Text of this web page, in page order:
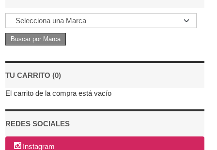
TU CARRITO (0)
El carrito de la compra está vacío
REDES SOCIALES
Instagram